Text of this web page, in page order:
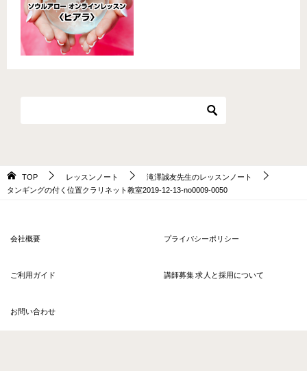
TOP レッスンノート
滝澤誠友先生のレッスンノート
タンギングの付く位置クラリネット教室2019-12-13-no0009-0050
会社概要 プライバシーポリシー
ご利用ガイド 講師募集 求人と採用について
お問い合わせ